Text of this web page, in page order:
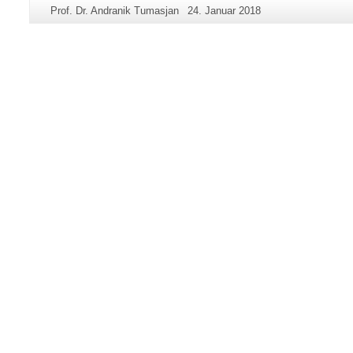
Zusätzliche
Seiten-
Prof. Dr. Andranik Tumasjan
Letzte
24. Januar 2018